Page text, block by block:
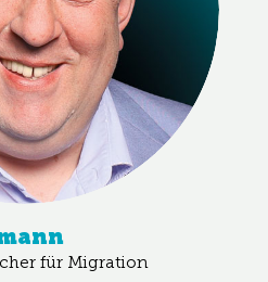
für Migration